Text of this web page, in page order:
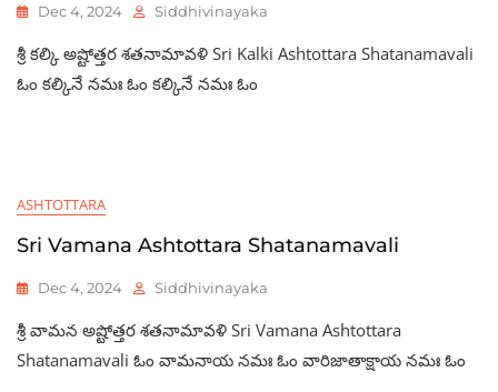
Dec 4, 2024 Siddhivinayaka
శ్రీ కల్కి అష్టోత్తర శతనామావళి Sri Kalki Ashtottara Shatanamavali
ఓం కల్కినే నమః ఓం కల్కినే నమః ఓం
ASHTOTTARA
Sri Vamana Ashtottara Shatanamavali
Dec 4, 2024 Siddhivinayaka
శ్రీ వామన అష్టోత్తర శతనామావళి Sri Vamana Ashtottara
Shatanamavali ఓం వామనాయ నమః ఓం వారిజాతాక్షాయ నమః ఓం